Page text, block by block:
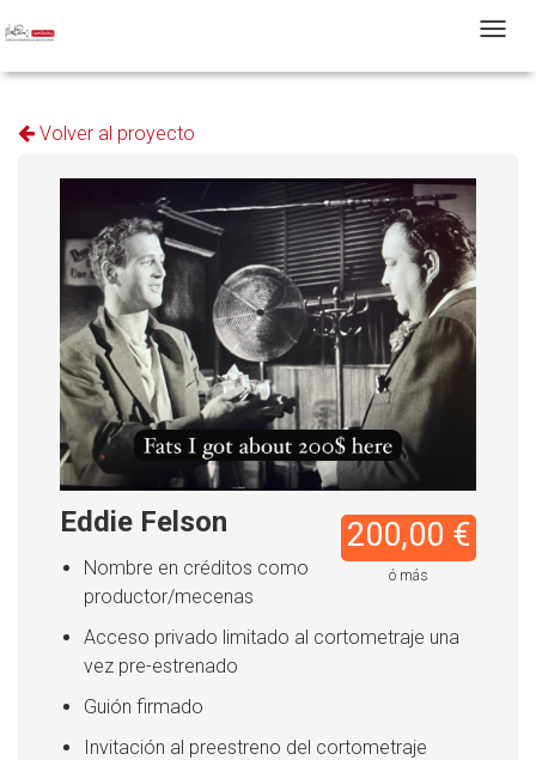
T
Volver al proyecto
200,00 €
ó más
Eddie Felson
Nombre en créditos como
productor/mecenas
Acceso privado limitado al cortometraje una
vez pre-estrenado
Guión firmado
Invitación al preestreno del cortometraje